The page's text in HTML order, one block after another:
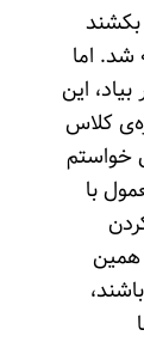
اما
این
کلاس
خواستم
با
همین